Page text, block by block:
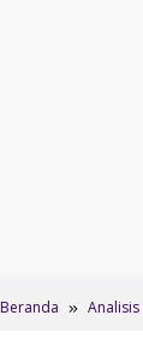
Beranda Analisis